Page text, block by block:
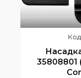
35808801